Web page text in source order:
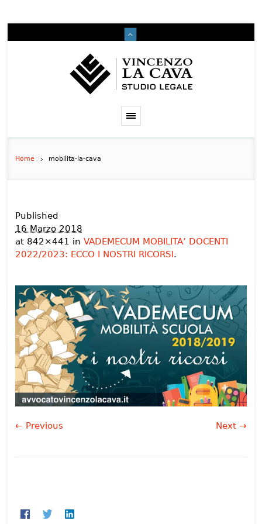
Home mobilita-la-cava
Published
16 Marzo 2018
at 842×441 inVADEMECUM MOBILITA’ DOCENTI
2022/2023: ECCO I NOSTRI RICORSI.
← Previous Next →